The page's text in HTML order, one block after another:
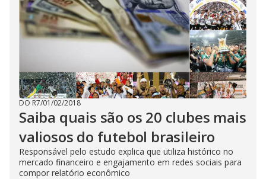
DO R7/01/02/2018
Saiba quais são os 20 clubes mais
valiosos do futebol brasileiro
Responsável pelo estudo explica que utiliza histórico no
mercado financeiro e engajamento em redes sociais para
compor relatório econômico